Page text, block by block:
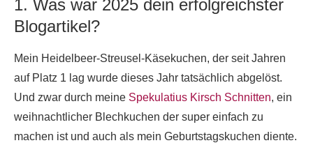
1. Was war 2025 dein erfolgreichster
Blogartikel?
Mein Heidelbeer-Streusel-Käsekuchen, der seit Jahren
auf Platz 1 lag wurde dieses Jahr tatsächlich abgelöst.
Und zwar durch meine Spekulatius Kirsch Schnitten, ein
weihnachtlicher Blechkuchen der super einfach zu
machen ist und auch als mein Geburtstagskuchen diente.